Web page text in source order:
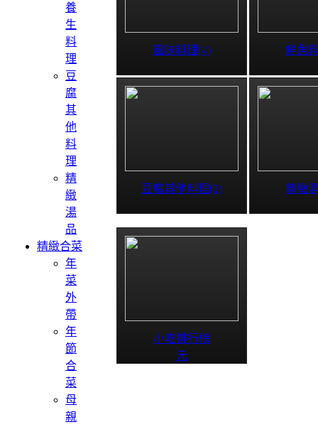
養
生
料
理
豆
腐
其
他
料
理
精
緻
湯
品
精緻合菜
年
菜
外
帶
年
節
合
菜
母
親
風味料理(4) 鮮魚
豆腐其他料理(2) 精緻
小吃排行榜
元